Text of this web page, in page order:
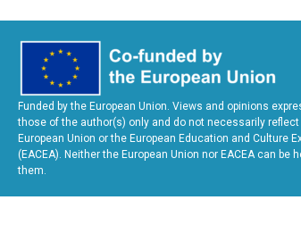
Funded by the European Union. Views and opinions
those of the author(s) only and do not necessarily
European Union or the European Education and Culture
(EACEA). Neither the European Union nor EACEA can be
them.